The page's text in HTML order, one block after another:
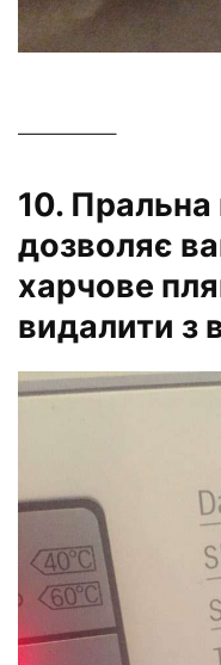
—————–
10.
дозволяє
харчове
видалити з